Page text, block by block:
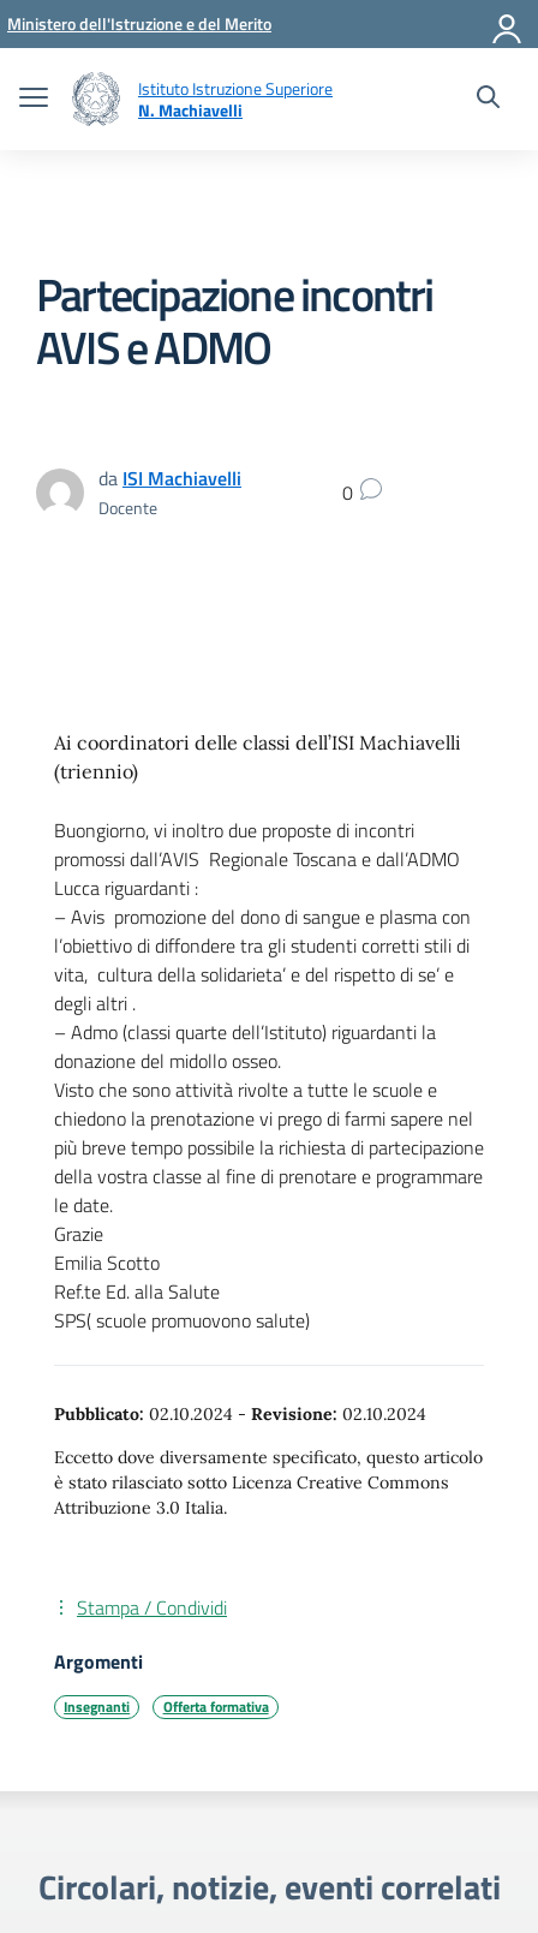
Vai ai contenuti
Vai al menu di navigazione
Vai al footer
Ministero dell'Istruzione e del Merito
Istituto Istruzione Superiore
N. Machiavelli
Partecipazione incontri
AVIS e ADMO
da ISI Machiavelli
Docente 0
Ai coordinatori delle classi dell’ISI Machiavelli
(triennio)
Buongiorno, vi inoltro due proposte di incontri
promossi dall’AVIS Regionale Toscana e dall’ADMO
Lucca riguardanti :
– Avis promozione del dono di sangue e plasma con
l’obiettivo di diffondere tra gli studenti corretti stili di
vita, cultura della solidarieta’ e del rispetto di se’ e
degli altri .
– Admo (classi quarte dell’Istituto) riguardanti la
donazione del midollo osseo.
Visto che sono attività rivolte a tutte le scuole e
chiedono la prenotazione vi prego di farmi sapere nel
più breve tempo possibile la richiesta di partecipazione
della vostra classe al fine di prenotare e programmare
le date.
Grazie
Emilia Scotto
Ref.te Ed. alla Salute
SPS( scuole promuovono salute)
Pubblicato: 02.10.2024 - Revisione: 02.10.2024
Eccetto dove diversamente specificato, questo articolo
è stato rilasciato sotto Licenza Creative Commons
Attribuzione 3.0 Italia.
Stampa / Condividi
Argomenti
Insegnanti Offerta formativa
Circolari, notizie, eventi correlati